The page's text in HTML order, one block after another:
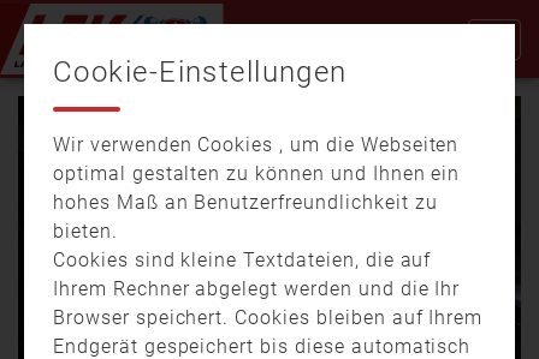
Video
Cookie-Einstellungen
Wir verwenden Cookies , um die Webseiten
optimal gestalten zu können und Ihnen ein
hohes Maß an Benutzerfreundlichkeit zu
bieten.
Cookies sind kleine Textdateien, die auf
Ihrem Rechner abgelegt werden und die Ihr
Browser speichert. Cookies bleiben auf Ihrem
Endgerät gespeichert bis diese automatisch